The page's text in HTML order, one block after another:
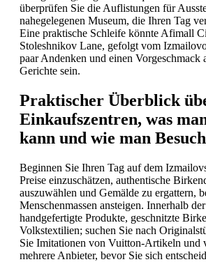
überprüfen Sie die Auflistungen für
nahegelegenen Museum, die Ihren Tag
Eine praktische Schleife könnte Afimall
Stoleshnikov Lane, gefolgt vom
paar Andenken und einen Vorgeschmack
Gerichte sein.
Praktischer Überblick
Einkaufszentren, was
kann und wie man
Beginnen Sie Ihren Tag auf dem
Preise einzuschätzen, authentische
auszuwählen und Gemälde zu ergattern,
Menschenmassen ansteigen. Innerhalb
handgefertigte Produkte, geschnitzte
Volkstextilien; suchen Sie nach
Sie Imitationen von Vuitton-Artikeln und
mehrere Anbieter, bevor Sie sich